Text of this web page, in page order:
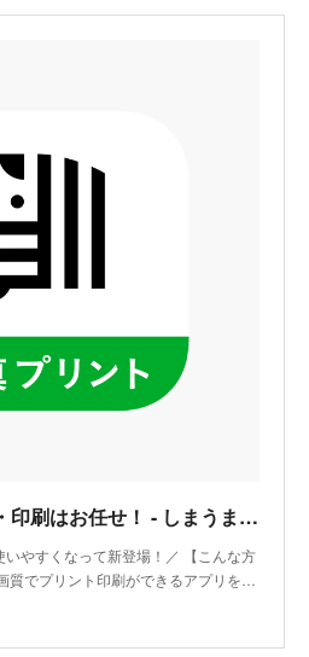
‎写真プリント・現像・印刷はお任せ！ - しまうまプリント
やすくなって新登場！／ 【こんな方
質でプリント印刷ができるアプリを…